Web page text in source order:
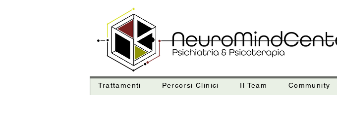
Trattamenti Percorsi Clinici Il Team Community